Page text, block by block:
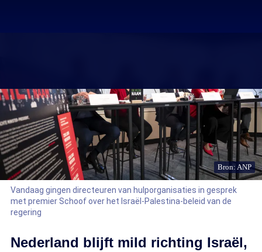
Bron: ANP
Vandaag gingen directeuren van hulporganisaties in gesprek
met premier Schoof over het Israël-Palestina-beleid van de
regering
Nederland blijft mild richting Israël,